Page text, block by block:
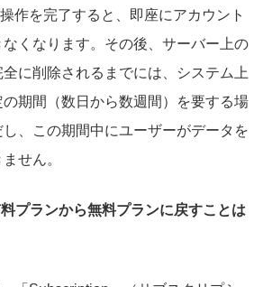
作を完了すると、即座にアカウント
くなります。その後、サーバー上の
に削除されるまでには、システム上
期間（数日から数週間）を要する場
、この期間中にユーザーがデータを
せん。
プランから無料プランに戻すことは